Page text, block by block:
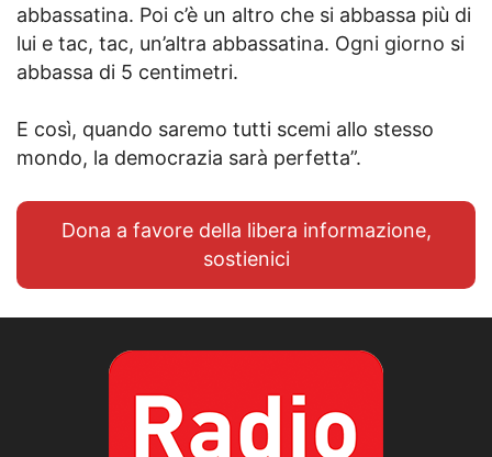
abbassatina. Poi c’è un altro che si abbassa più di
lui e tac, tac, un’altra abbassatina. Ogni giorno si
abbassa di 5 centimetri.
E così, quando saremo tutti scemi allo stesso
mondo, la democrazia sarà perfetta”.
Dona a favore della libera informazione,
sostienici